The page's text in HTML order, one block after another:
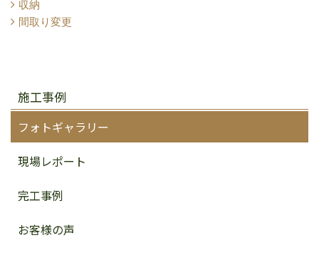
収納
間取り変更
施工事例
フォトギャラリー
現場レポート
完工事例
お客様の声